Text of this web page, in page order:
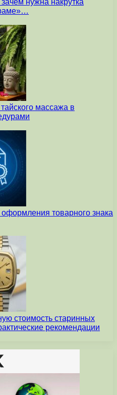
нужна накрутка
массажа в
товарного знака
стоимость старинных
рекомендации